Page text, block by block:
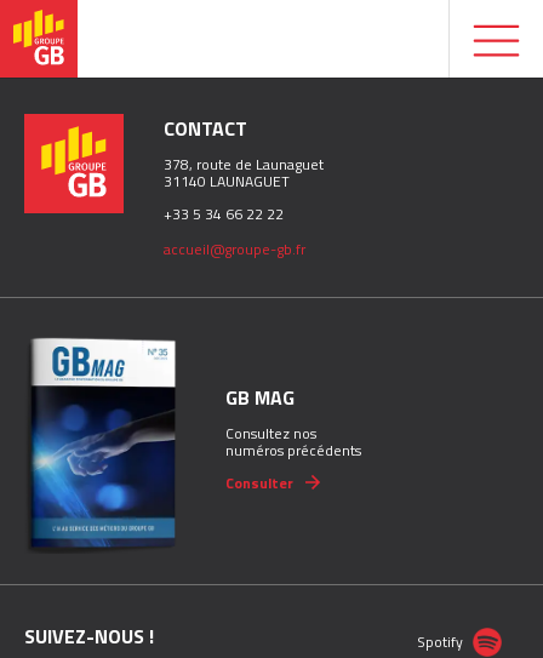
CONTACT
378, route de Launaguet
31140 LAUNAGUET
+33 5 34 66 22 22
accueil@groupe-gb.fr
GB MAG
Consultez nos
numéros précédents
Consulter
SUIVEZ-NOUS !
Spotify